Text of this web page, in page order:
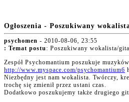
Ogłoszenia - Poszukiwany
psychomen - 2010-08-06, 23:55
: Temat postu: Poszukiwany wokalista/
Zespół Psychomantium poszukuje
http://www.myspace.com/psychomantium6
Niezbędny jest nam wokalista. Twórczy,
trochę się zmienił przez ustani czas.
Dodatkowo poszukujemy także drugiego